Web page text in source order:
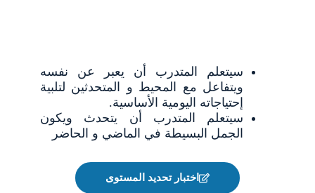
سيتعلم المتدرب أن يعبر عن نفسه
ويتفاعل مع المحيط و المتحدثين لتلبية
إحتياجاته اليومية الأساسية.
سيتعلم المتدرب أن يتحدث ويكون
الجمل البسيطة في الماضي و الحاضر
اختبار تحديد المستوى